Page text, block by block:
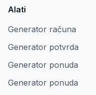
Alati
Generator računa
Generator potvrda
Generator ponuda
Generator ponuda